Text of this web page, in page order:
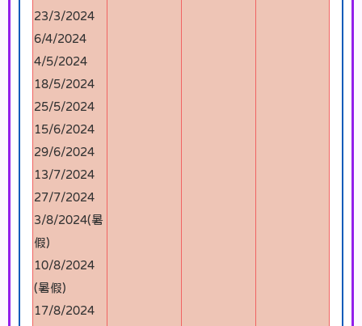
23/3/2024
6/4/2024
4/5/2024
18/5/2024
25/5/2024
15/6/2024
29/6/2024
13/7/2024
27/7/2024
3/8/2024(暑
假)
10/8/2024
(暑假)
17/8/2024